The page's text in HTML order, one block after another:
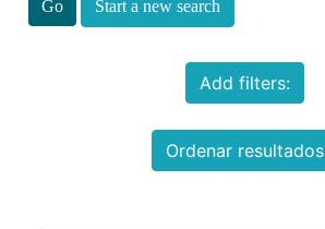
Start a new search
Add filters:
Ordenar resultados